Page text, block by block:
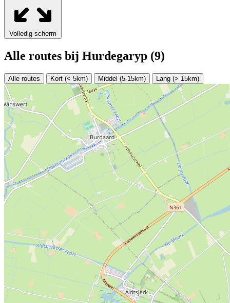
−
Volledig scherm
Alle routes bij Hurdegaryp (9)
Alle routes Kort (< 5km) Middel (5-15km) Lang (> 15km)